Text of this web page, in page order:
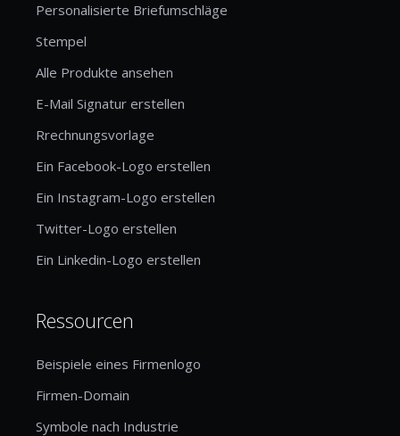
Personalisierte Briefumschläge
Stempel
Alle Produkte ansehen
E-Mail Signatur erstellen
Rrechnungsvorlage
Ein Facebook-Logo erstellen
Ein Instagram-Logo erstellen
Twitter-Logo erstellen
Ein Linkedin-Logo erstellen
Ressourcen
Beispiele eines Firmenlogo
Firmen-Domain
Symbole nach Industrie